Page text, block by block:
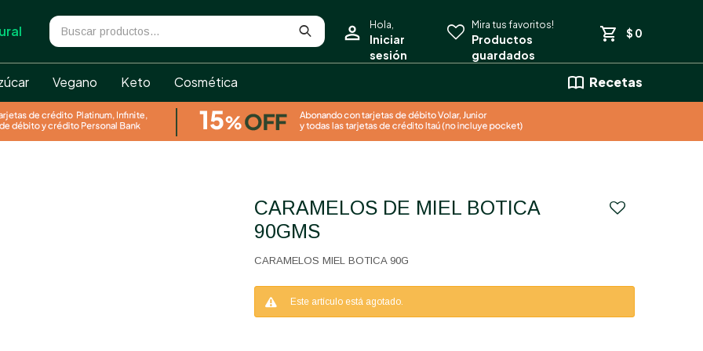
Vegano Keto Cosmética Recetas
$ 0
CARAMELOS DE MIEL BOTICA
90GMS
CARAMELOS MIEL BOTICA 90G
Este artículo está agotado.